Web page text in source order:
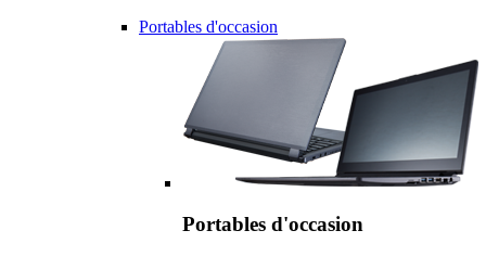
Portables d'occasion
Portables d'occasion